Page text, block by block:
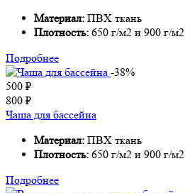
Материал: ПВХ ткань
Плотность: 650 г/м2 и 900 г/м2
Подробнее
-38%
500 ₽
800 ₽
Чаша для бассейна
Материал: ПВХ ткань
Плотность: 650 г/м2 и 900 г/м2
Подробнее